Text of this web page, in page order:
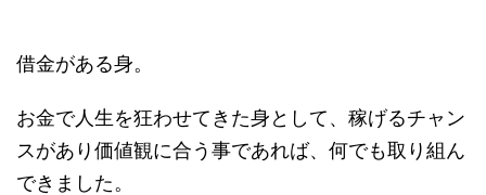
借金がある身。
お金で人生を狂わせてきた身として、稼げるチャン
スがあり価値観に合う事であれば、何でも取り組ん
できました。